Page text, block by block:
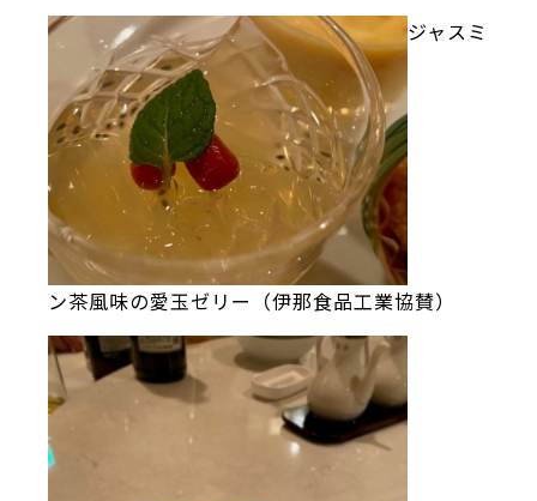
ジャスミ
ン茶風味の愛玉ゼリー（伊那食品工業協賛）